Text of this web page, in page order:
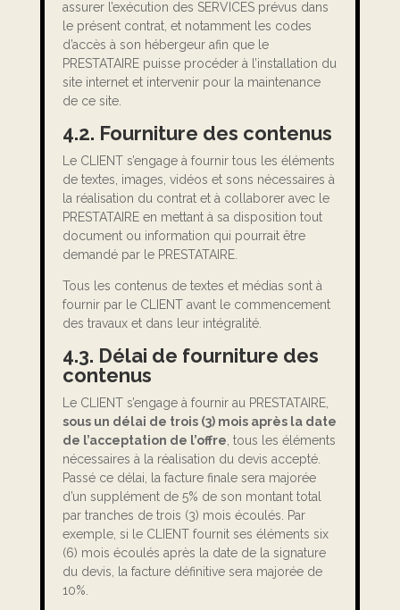
assurer l’exécution des SERVICES prévus dans
le présent contrat, et notamment les codes
d’accès à son hébergeur afin que le
PRESTATAIRE puisse procéder à l’installation du
site internet et intervenir pour la maintenance
de ce site.
4.2. Fourniture des contenus
Le CLIENT s’engage à fournir tous les éléments
de textes, images, vidéos et sons nécessaires à
la réalisation du contrat et à collaborer avec le
PRESTATAIRE en mettant à sa disposition tout
document ou information qui pourrait être
demandé par le PRESTATAIRE.
Tous les contenus de textes et médias sont à
fournir par le CLIENT avant le commencement
des travaux et dans leur intégralité.
4.3. Délai de fourniture des
contenus
Le CLIENT s’engage à fournir au PRESTATAIRE,
sous un délai de trois (3) mois après la date
de l’acceptation de l’offre , tous les éléments
nécessaires à la réalisation du devis accepté.
Passé ce délai, la facture finale sera majorée
d’un supplément de 5% de son montant total
par tranches de trois (3) mois écoulés. Par
exemple, si le CLIENT fournit ses éléments six
(6) mois écoulés après la date de la signature
du devis, la facture définitive sera majorée de
10%.